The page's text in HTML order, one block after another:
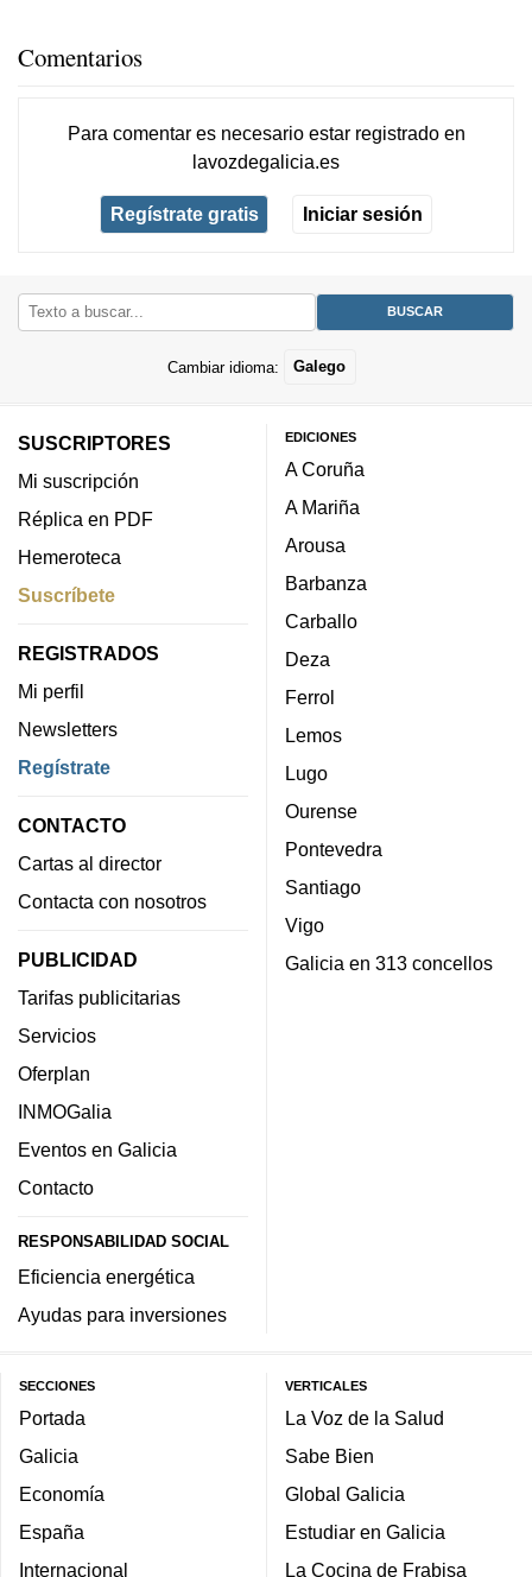
Comentarios
Para comentar es necesario estar registradoen
lavozdegalicia.es
Regístrate gratis Iniciar sesión
Cambiar idioma: Galego
SUSCRIPTORES
Mi suscripción
Réplica en PDF
Hemeroteca
Suscríbete
REGISTRADOS
Mi perfil
Newsletters
Regístrate
CONTACTO
Cartas al director
Contacta con nosotros
PUBLICIDAD
Tarifas publicitarias
Servicios
Oferplan
INMOGalia
Eventos en Galicia
Contacto
RESPONSABILIDAD SOCIAL
Eficiencia energética
Ayudas para inversiones
EDICIONES
A Coruña
A Mariña
Arousa
Barbanza
Carballo
Deza
Ferrol
Lemos
Lugo
Ourense
Pontevedra
Santiago
Vigo
Galicia en 313 concellos
SECCIONES
Portada
Galicia
Economía
España
Internacional
VERTICALES
La Voz de la Salud
Sabe Bien
Global Galicia
Estudiar en Galicia
La Cocina de Frabisa